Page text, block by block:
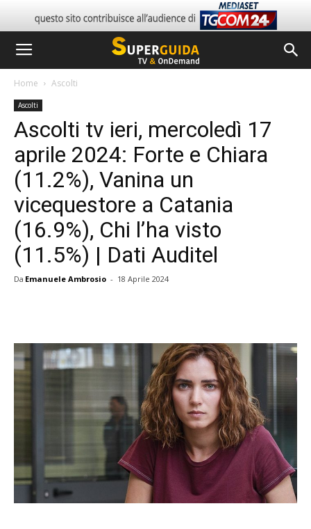
Home Ascolti
Ascolti
Ascolti tv ieri, mercoledì 17
aprile 2024: Forte e Chiara
(11.2%), Vanina un
vicequestore a Catania
(16.9%), Chi l’ha visto
(11.5%) | Dati Auditel
Da Emanuele Ambrosio - 18 Aprile 2024